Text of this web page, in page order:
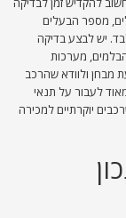
מספר הבעלים
יש לבצע בדיקה
מערכות
מבחן ולוודא שהרכב
לעבור על תנאי
יוקרתיים למכירה